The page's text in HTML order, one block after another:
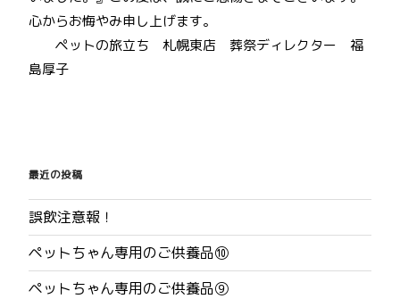
心からお悔やみ申し上げます。
ペットの旅立ち 札幌東店 葬祭ディレクター 福
島厚子
稿
ナ
ビ
ゲ
最近の投稿
誤飲注意報！
ペットちゃん専用のご供養品⑩
ペットちゃん専用のご供養品⑨